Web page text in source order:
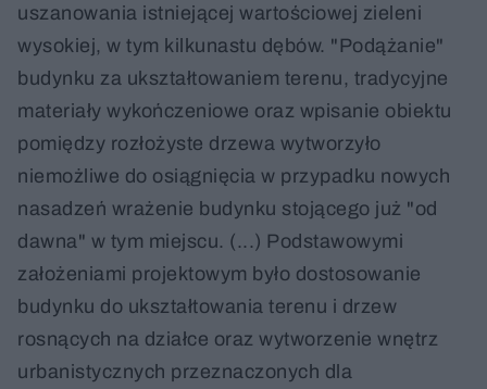
uszanowania istniejącej wartościowej zieleni
wysokiej, w tym kilkunastu dębów. "Podążanie"
budynku za ukształtowaniem terenu, tradycyjne
materiały wykończeniowe oraz wpisanie obiektu
pomiędzy rozłożyste drzewa wytworzyło
niemożliwe do osiągnięcia w przypadku nowych
nasadzeń wrażenie budynku stojącego już "od
dawna" w tym miejscu. (...) Podstawowymi
założeniami projektowym było dostosowanie
budynku do ukształtowania terenu i drzew
rosnących na działce oraz wytworzenie wnętrz
urbanistycznych przeznaczonych dla